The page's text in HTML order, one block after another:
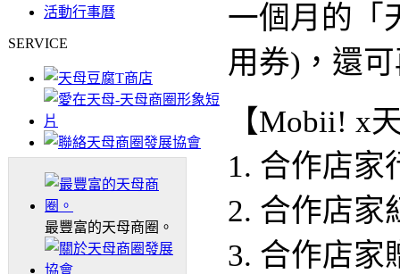
活動行事曆
SERVICE
最豐富的天母商圈。
一個月的「
用券)，還
【Mobii! x
1. 合作店家
2. 合作店家
3. 合作店家